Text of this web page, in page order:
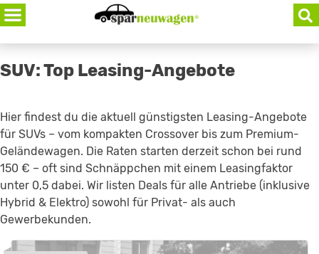
Skip
to
content
SUV: Top Leasing-Angebote
Hier findest du die aktuell günstigsten Leasing-Angebote
für SUVs – vom kompakten Crossover bis zum Premium-
Geländewagen. Die Raten starten derzeit schon bei rund
150 € – oft sind Schnäppchen mit einem Leasingfaktor
unter 0,5 dabei. Wir listen Deals für alle Antriebe (inklusive
Hybrid & Elektro) sowohl für Privat- als auch
Gewerbekunden.